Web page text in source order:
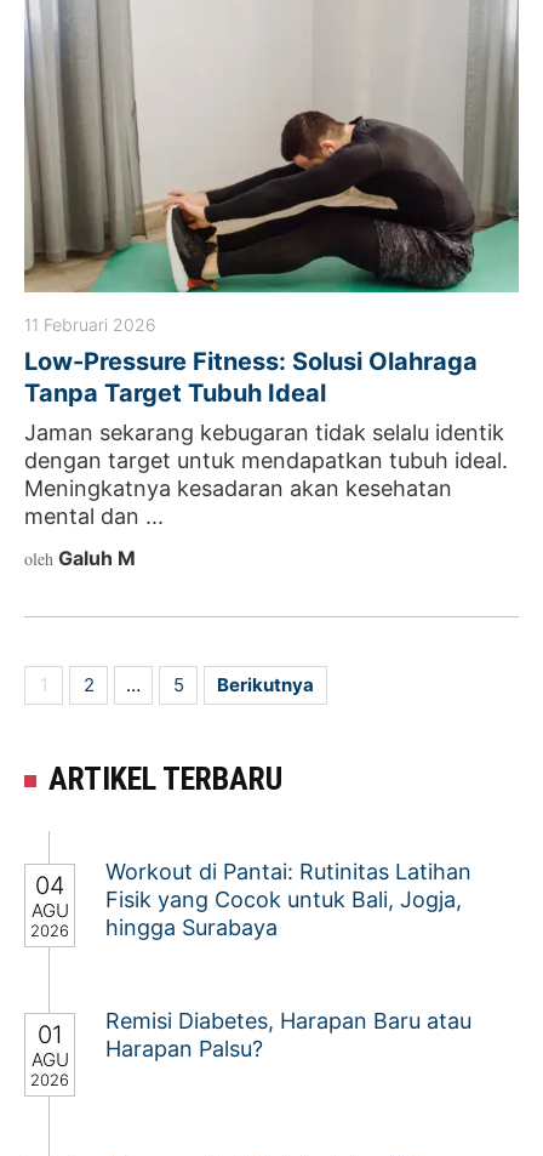
11 Februari 2026
Low-Pressure Fitness: Solusi Olahraga
Tanpa Target Tubuh Ideal
Jaman sekarang kebugaran tidak selalu identik
dengan target untuk mendapatkan tubuh ideal.
Meningkatnya kesadaran akan kesehatan
mental dan ...
oleh Galuh M
HALAMAN
1 2 … 5 Berikutnya
ARTIKEL TERBARU
04
AGU
2026
Workout di Pantai: Rutinitas Latihan
Fisik yang Cocok untuk Bali, Jogja,
hingga Surabaya
01
AGU
2026
Remisi Diabetes, Harapan Baru atau
Harapan Palsu?